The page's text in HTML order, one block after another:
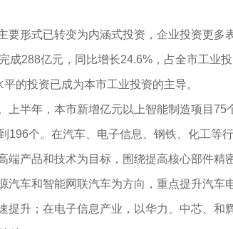
形式已转变为内涵式投资，企业投资更多
288亿元，同比增长24.6%，占全市工业
的投资已成为本市工业投资的主导。
半年，本市新增亿元以上智能制造项目75
个。在汽车、电子信息、钢铁、化工等行
产品和技术为目标，围绕提高核心部件精
车和智能网联汽车为方向，重点提升汽车
升；在电子信息产业，以华力、中芯、和